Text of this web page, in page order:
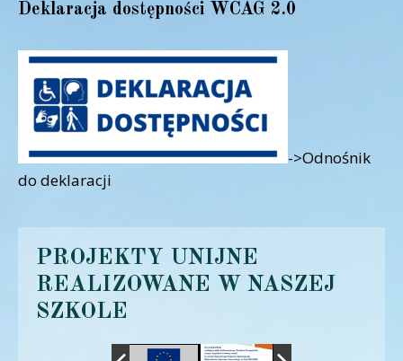
Deklaracja dostępności WCAG 2.0
->Odnośnik
do deklaracji
PROJEKTY UNIJNE
REALIZOWANE W NASZEJ
SZKOLE